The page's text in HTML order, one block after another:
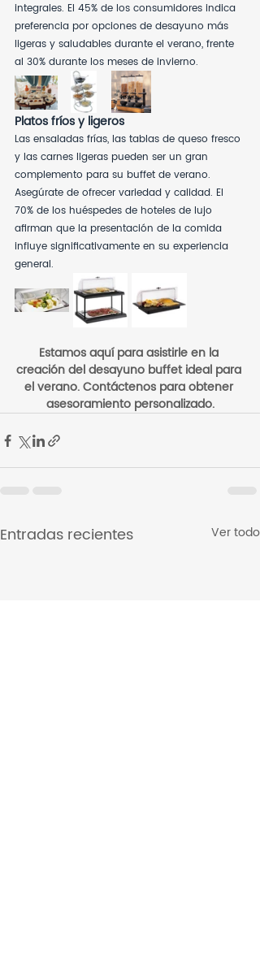
integrales. El 45% de los consumidores indica
preferencia por opciones de desayuno más
ligeras y saludables durante el verano, frente
al 30% durante los meses de invierno.
Platos fríos y ligeros
Las ensaladas frías, las tablas de queso fresco
y las carnes ligeras pueden ser un gran
complemento para su buffet de verano.
Asegúrate de ofrecer variedad y calidad. El
70% de los huéspedes de hoteles de lujo
afirman que la presentación de la comida
influye significativamente en su experiencia
general.
Estamos aquí para asistirle en la
creación del desayuno buffet ideal para
el verano. Contáctenos para obtener
asesoramiento personalizado.
Entradas recientes Ver todo